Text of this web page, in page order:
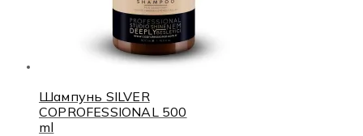
Шампунь SILVER
COPROFESSIONAL 500
ml